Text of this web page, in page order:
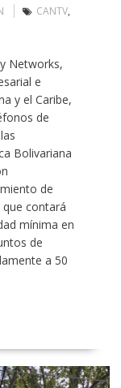
CANTV,
Networks,
e
y el Caribe,
de
Bolivariana
de
contará
mínima en
de
a 50